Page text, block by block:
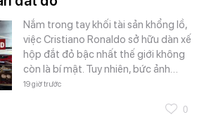
Nắm trong tay khối tài sản khổng lồ,
việc Cristiano Ronaldo sở hữu dàn xế
hộp đắt đỏ bậc nhất thế giới không
còn là bí mật. Tuy nhiên, bức ảnh…
19 giờ trước
0